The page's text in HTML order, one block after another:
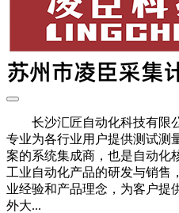
长沙汇匠自动化科技有限公
专业为各行业用户提供测试测
案的系统集成商，也是自动化
工业自动化产品的研发与销售
业经验和产品理念，为客户提
外大...